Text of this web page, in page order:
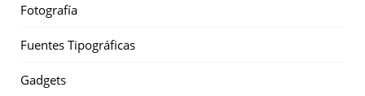
Fotografía
Fuentes Tipográficas
Gadgets